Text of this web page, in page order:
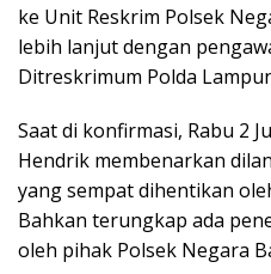
ke Unit Reskrim Polsek
lebih lanjut dengan
Ditreskrimum Polda
Saat di konfirmasi, Rabu 2
Hendrik membenarkan
yang sempat dihentikan
Bahkan terungkap ada
oleh pihak Polsek Negara